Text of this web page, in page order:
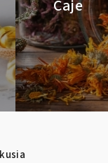
Čaje